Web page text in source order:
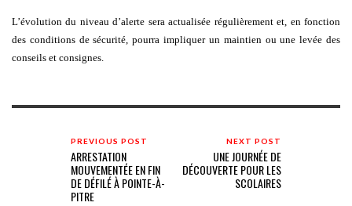
L’évolution du niveau d’alerte seraactualisée régulièrementet, en fonction
des conditions de sécurité, pourra impliquer un maintien ou une levée des
conseils et consignes.
PREVIOUS POST
ARRESTATION
MOUVEMENTÉE EN FIN
DE DÉFILÉ À POINTE-À-
PITRE
NEXT POST
UNE JOURNÉE DE
DÉCOUVERTE POUR LES
SCOLAIRES